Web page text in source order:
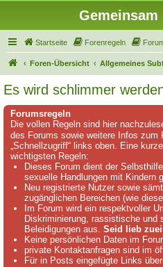
Startseite Forenregeln
Foren-Übersicht Allgemeines
Es wird schlimmer
Forumsregeln
Die vollen Regeln sind hier
des Forums sowie weitere Infos zum
„Schnellzugriff“ links oben. Eine
wichtigsten Regeln:
Dieses Forum dient der
sexuelle Handlungen mit Kindern
Neu registrierte Nutzer sowie
zugänglichen Bereichen (wie
Im Forum wird ein respektvoller
Diskriminierung, rassistische und
Beleidigungen aus. Seid lieb
Keine persönlichen Daten im
private Kontaktanfragen sind im
Für in Posts eingefügte Links